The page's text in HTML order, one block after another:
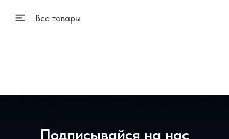
Все товары
Подписывайся на нас